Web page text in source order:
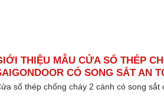
THIỆU MẪU CỬA SỔ THÉP
CÓ SONG SẮT AN
sổ thép chống cháy 2 cánh có song sắt